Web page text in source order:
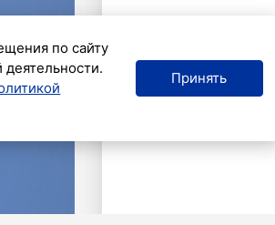
по сайту
Принять